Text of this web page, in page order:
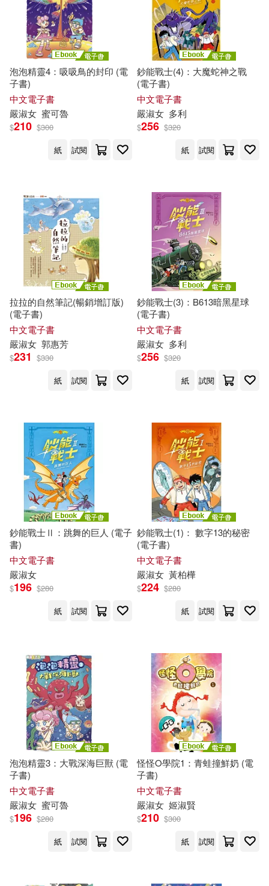
泡泡精靈4：吸吸鳥的封印 (電
子書)
中文電子書
嚴淑女 蜜可魯
$210 $300
紙
試閱
鈔能戰士(4)：大魔蛇神之戰
(電子書)
中文電子書
嚴淑女 多利
$256 $320
紙
試閱
拉拉的自然筆記(暢銷增訂版)
(電子書)
中文電子書
嚴淑女 郭惠芳
$231 $330
紙
試閱
鈔能戰士(3)：B613暗黑星球
(電子書)
中文電子書
嚴淑女 多利
$256 $320
紙
試閱
鈔能戰士Ⅱ：跳舞的巨人 (電子
書)
中文電子書
嚴淑女
$196 $280
紙
試閱
鈔能戰士(1)： 數字13的秘密
(電子書)
中文電子書
嚴淑女 黃柏樺
$224 $280
紙
試閱
泡泡精靈3：大戰深海巨獸 (電
子書)
中文電子書
嚴淑女 蜜可魯
$196 $280
紙
試閱
怪怪O學院1：青蛙撞鮮奶 (電
子書)
中文電子書
嚴淑女 姬淑賢
$210 $300
紙
試閱